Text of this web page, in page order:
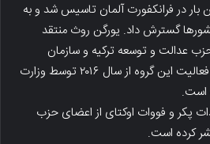
بار در فرانکفورت آلمان تاسیس شد و به
گسترش داد. یورگن روث منتقد
عدالت و توسعه ترکیه و سازمان
گرگ‌های خاکستری، می‌داند. فعالیت این گروه از سال ۲۰۱۶ توسط وزارت
است.
پکر و فووات اوکتای از اعضای حزب
کرده است.